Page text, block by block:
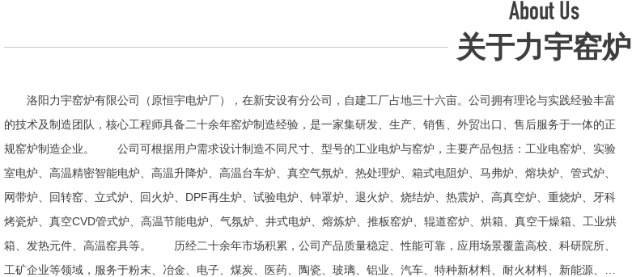
About Us
关于力宇窑炉
洛阳力宇窑炉有限公司（原恒宇电炉厂），在新安设有分公司，自建工厂占地三十六亩。公司拥有理论与实践经验丰富
的技术及制造团队，核心工程师具备二十余年窑炉制造经验，是一家集研发、生产、销售、外贸出口、售后服务于一体的正
规窑炉制造企业。 公司可根据用户需求设计制造不同尺寸、型号的工业电炉与窑炉，主要产品包括：工业电窑炉、实验
室电炉、高温精密智能电炉、高温升降炉、高温台车炉、真空气氛炉、热处理炉、箱式电阻炉、马弗炉、熔块炉、管式炉、
网带炉、回转窑、立式炉、回火炉、DPF再生炉、试验电炉、钟罩炉、退火炉、烧结炉、热震炉、高真空炉、重烧炉、牙科
烤瓷炉、真空CVD管式炉、高温节能电炉、气氛炉、井式电炉、熔炼炉、推板窑炉、辊道窑炉、烘箱、真空干燥箱、工业烘
箱、发热元件、高温窑具等。 历经二十余年市场积累，公司产品质量稳定、性能可靠，应用场景覆盖高校、科研院所、
工矿企业等领域，服务于粉末、冶金、电子、煤炭、医药、陶瓷、玻璃、铝业、汽车、特种新材料、耐火材料、新能源、航